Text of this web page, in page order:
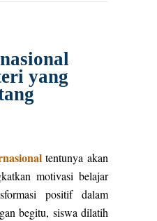
yang
tentunya akan
motivasi belajar
positif dalam
begitu, siswa dilatih